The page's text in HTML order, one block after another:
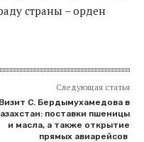
страны – орден
Следующая статья
Визит С. Бердымухамедова в
поставки пшеницы
и масла, а также открытие
прямых авиарейсов